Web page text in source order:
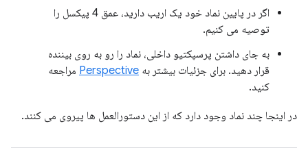
اگر در پایین نماد خود یک اریب دارید، عمق 4 پیکسل را
توصیه می کنیم.
به جای داشتن پرسپکتیو داخلی، نماد را رو به روی بیننده
قرار دهید. برای جزئیات بیشتر به Perspective مراجعه
کنید.
در اینجا چند نماد وجود دارد که از این دستورالعمل ها پیروی می کنند.